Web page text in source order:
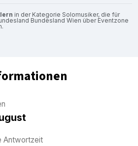
in der Kategorie Solomusiker, die für
Bundesland Wien über Eventzone
Antwortzeit